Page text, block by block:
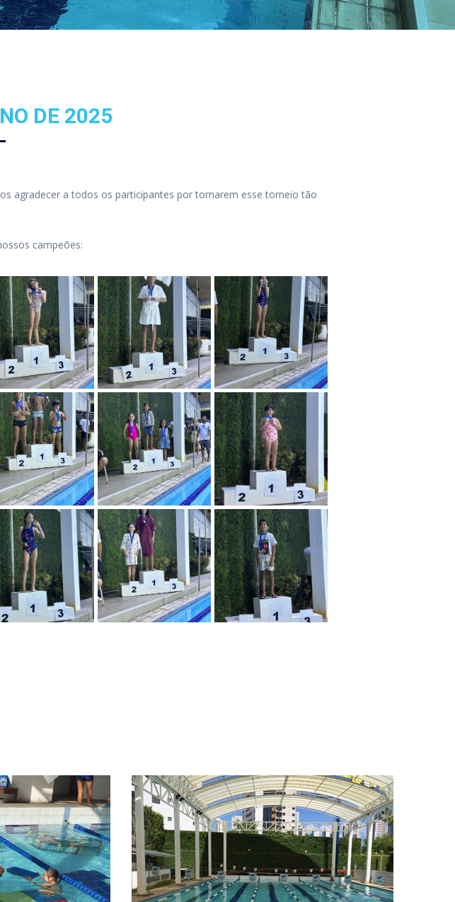
DE 2025
agradecer a todos os participantes por tornarem esse torneio tão
campeões: